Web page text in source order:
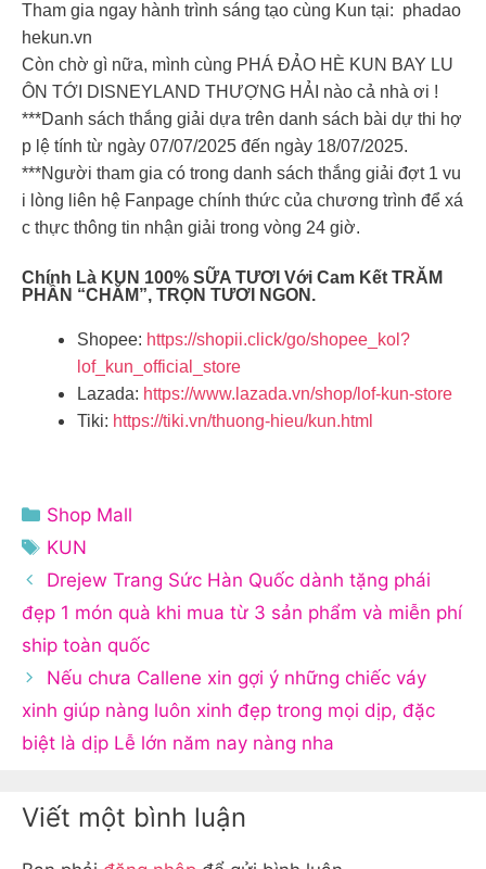
Tham gia ngay hành trình sáng tạo cùng Kun tại: phadao
hekun.vn
Còn chờ gì nữa, mình cùng PHÁ ĐẢO HÈ KUN BAY LU
ÔN TỚI DISNEYLAND THƯỢNG HẢI nào cả nhà ơi ! ️
***Danh sách thắng giải dựa trên danh sách bài dự thi hợ
p lệ tính từ ngày 07/07/2025 đến ngày 18/07/2025.
***Người tham gia có trong danh sách thắng giải đợt 1 vu
i lòng liên hệ Fanpage chính thức của chương trình để xá
c thực thông tin nhận giải trong vòng 24 giờ.
Chính Là KUN 100% SỮA TƯƠI Với Cam Kết TRĂM
PHẦN “CHĂM”, TRỌN TƯƠI NGON.
Shopee: https://shopii.click/go/shopee_kol?
lof_kun_official_store
Lazada: https://www.lazada.vn/shop/lof-kun-store
Tiki: https://tiki.vn/thuong-hieu/kun.html
Danh
mục
Shop Mall
Thẻ
KUN
Drejew Trang Sức Hàn Quốc dành tặng phái
đẹp 1 món quà khi mua từ 3 sản phẩm và miễn phí
ship toàn quốc
Nếu chưa Callene xin gợi ý những chiếc váy
xinh giúp nàng luôn xinh đẹp trong mọi dịp, đặc
biệt là dịp Lễ lớn năm nay nàng nha
Viết một bình luận